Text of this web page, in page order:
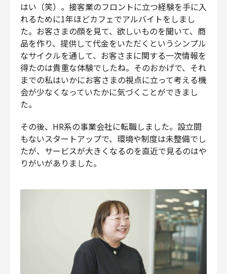
はい（笑）。接客業のフロントに立つ経験を手に入
れるために1年ほどカフェでアルバイトをしまし
た。お客さまの顔を見て、欲しいものを聞いて、商
品を作り、提供して代金をいただくというシンプル
なサイクルを通して、お客さまに関する一次情報を
得たのは貴重な体験でしたね。そのおかげで、それ
までの私はいかにお客さまの視点に立って考える機
会が少なくなっていたかに気づくことができまし
た。
その後、HR系の事業会社に転職しました。設立間
もないスタートアップで、環境や制度は​​未整備でし
たが、サービスが大きくなるのを直近で見るのはや
りがいがありました。